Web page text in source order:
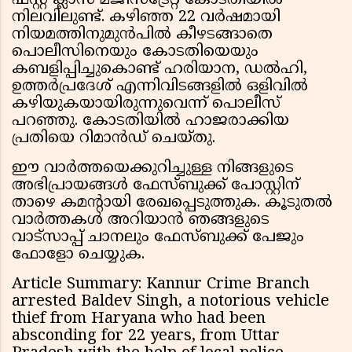
നിലവിലുണ്ട്. കഴിഞ്ഞ 22 വർഷമായി
നിയമത്തിനുമുൻപിൽ കീഴടങ്ങാതെ
പൊലീസിനെയും കോടതിയെയും
കബളിപ്പിച്ചുകൊണ്ട് ഹരിയാന, ഡൽഹി,
ഉത്തർപ്രദേശ് എന്നിവിടങ്ങളിൽ ഒളിവിൽ
കഴിയുകയായിരുന്നുവെന്ന് പൊലീസ്
പറഞ്ഞു. കോടതിയിൽ ഹാജരാക്കിയ
പ്രതിയെ റിമാൻഡ് ചെയ്തു.
ഈ വാർത്തയെക്കുറിച്ചുള്ള നിങ്ങളുടെ
അഭിപ്രായങ്ങൾ ഫേസ്ബുക്ക് പോസ്റ്റിന്
താഴെ കമൻ്റായി രേഖപ്പെടുത്തുക. കൂടുതൽ
വാർത്തകൾ അറിയാൻ ഞങ്ങളുടെ
വാട്സാപ്പ് ചാനലും ഫേസ്ബുക്ക് പേജും
ഫോളോ ചെയ്യുക.
Article Summary: Kannur Crime Branch
arrested Baldev Singh, a notorious vehicle
thief from Haryana who had been
absconding for 22 years, from Uttar